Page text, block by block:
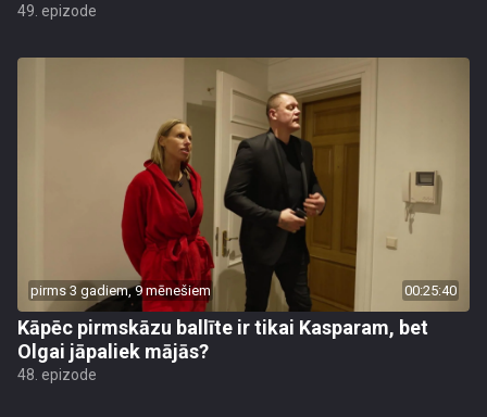
49. epizode
pirms 3 gadiem, 9 mēnešiem 00:25:40
Kāpēc pirmskāzu ballīte ir tikai Kasparam, bet
Olgai jāpaliek mājās?
48. epizode